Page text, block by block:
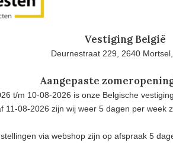
Vestiging België
Deurnestraat 229, 2640
Aangepaste
t/m 10-08-2026 is onze Belgische
11-08-2026 zijn wij weer 5 dagen per week
via webshop zijn op afspraak 5